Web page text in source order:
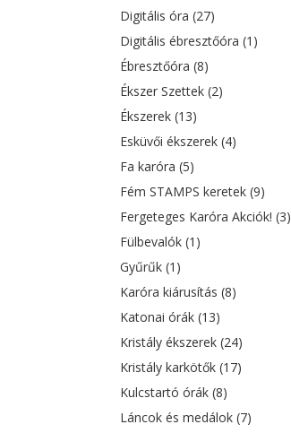
Digitális óra(27)
Digitális ébresztőóra(1)
Ébresztőóra(8)
Ékszer Szettek(2)
Ékszerek(13)
Esküvői ékszerek(4)
Fa karóra(5)
Fém STAMPS keretek(9)
Fergeteges Karóra Akciók!(3)
Fülbevalók(1)
Gyűrűk(1)
Karóra kiárusítás(8)
Katonai órák(13)
Kristály ékszerek(24)
Kristály karkötők(17)
Kulcstartó órák(8)
Láncok és medálok(7)